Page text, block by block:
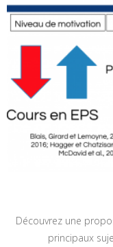
Découvrez une
principaux